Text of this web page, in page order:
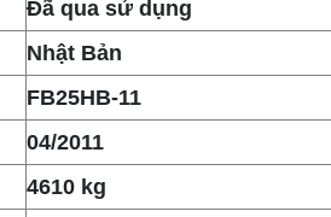
Đã qua sử dụng
Nhật Bản
FB25HB-11
04/2011
4610 kg